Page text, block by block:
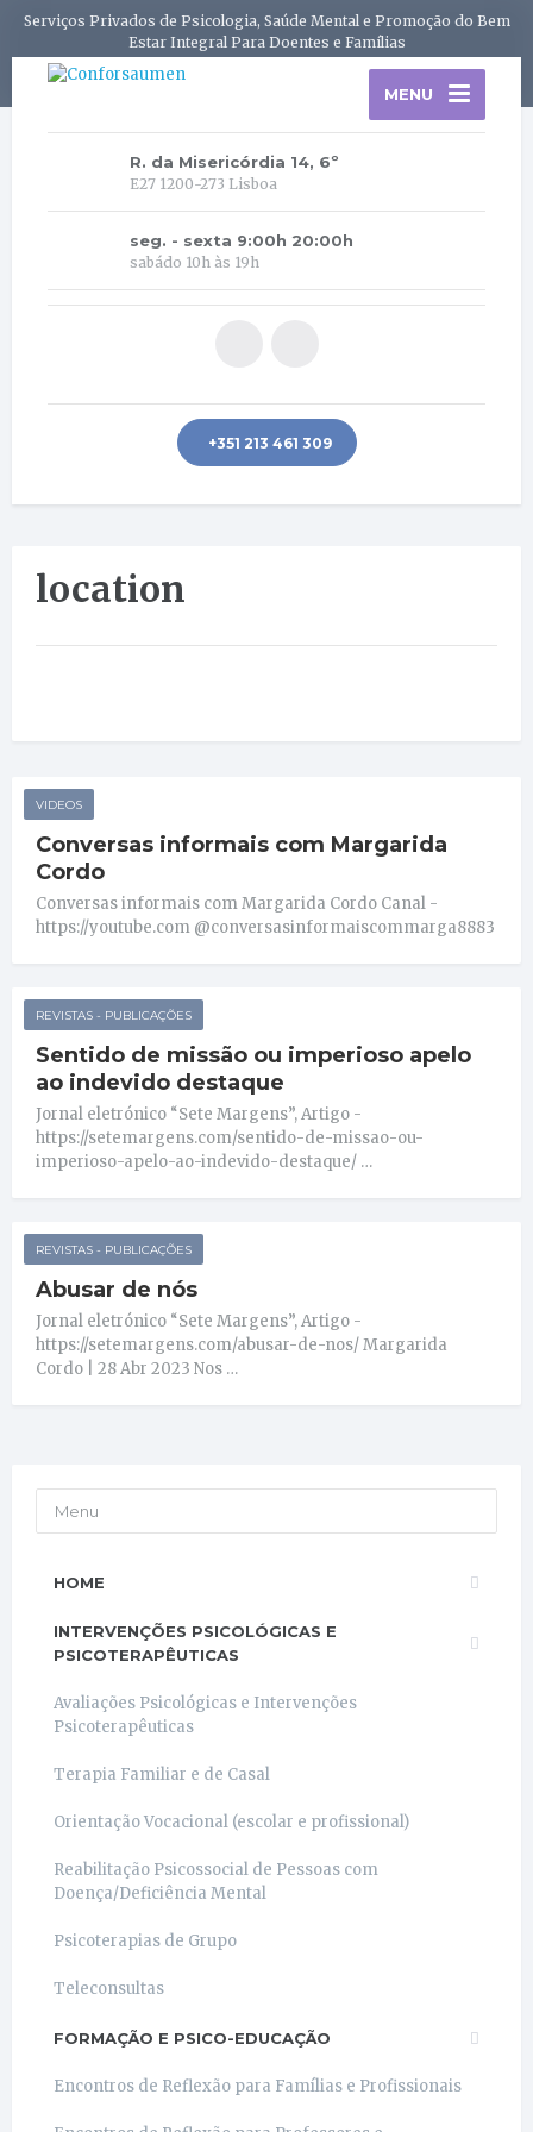
Serviços Privados de Psicologia, Saúde Mental e Promoção do Bem
Estar Integral Para Doentes e Famílias
MENU
R. da Misericórdia 14, 6º
E27 1200-273 Lisboa
seg. - sexta 9:00h 20:00h
sabádo 10h às 19h
+351 213 461 309
location
VIDEOS
Conversas informais com Margarida
Cordo
Conversas informais com Margarida Cordo Canal -
https://youtube.com @conversasinformaiscommarga8883
REVISTAS - PUBLICAÇÕES
Sentido de missão ou imperioso apelo
ao indevido destaque
Jornal eletrónico “Sete Margens”, Artigo -
https://setemargens.com/sentido-de-missao-ou-
imperioso-apelo-ao-indevido-destaque/ …
REVISTAS - PUBLICAÇÕES
Abusar de nós
Jornal eletrónico “Sete Margens”, Artigo -
https://setemargens.com/abusar-de-nos/ Margarida
Cordo | 28 Abr 2023 Nos …
Menu
HOME
INTERVENÇÕES PSICOLÓGICAS E
PSICOTERAPÊUTICAS
Avaliações Psicológicas e Intervenções
Psicoterapêuticas
Terapia Familiar e de Casal
Orientação Vocacional (escolar e profissional)
Reabilitação Psicossocial de Pessoas com
Doença/Deficiência Mental
Psicoterapias de Grupo
Teleconsultas
FORMAÇÃO E PSICO-EDUCAÇÃO
Encontros de Reflexão para Famílias e Profissionais